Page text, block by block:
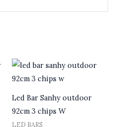
Led Bar Sanhy outdoor
92cm 3 chips W
LED BARS